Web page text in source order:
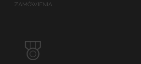
ZAMÓWIENIA